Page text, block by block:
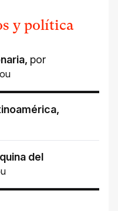
y política
, por
,
del